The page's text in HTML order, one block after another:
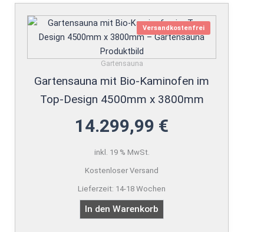
Versandkostenfrei
Gartensauna
Gartensauna mit Bio-Kaminofen im
Top-Design 4500mm x 3800mm
14.299,99 €
inkl. 19 % MwSt.
Kostenloser Versand
Lieferzeit: 14-18 Wochen
In den Warenkorb